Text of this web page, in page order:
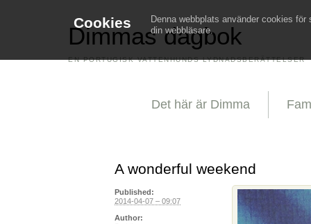
Cookies
Denna webbplats använder cookies
din webbläsare.
Dimmas dagbok
EN PORTUGISK VATTENHUNDS LYDNADSBERÄTTELSER
Det här är Dimma
A wonderful weekend
Published:
2014-04-07 – 09:07
Author: